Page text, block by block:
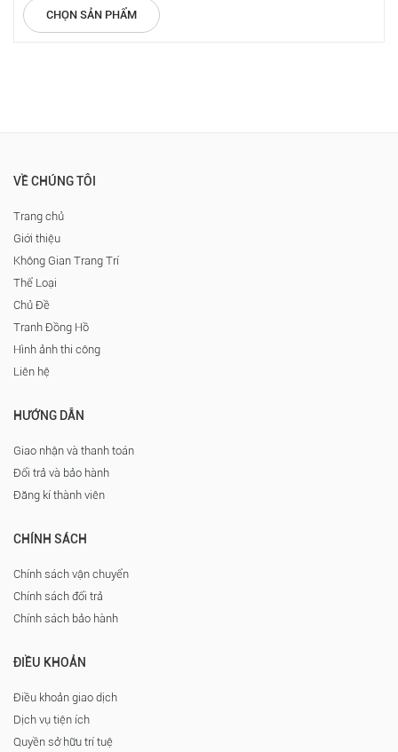
CHỌN SẢN PHẨM
VỀ CHÚNG TÔI
Trang chủ
Giới thiệu
Không Gian Trang Trí
Thể Loại
Chủ Đề
Tranh Đồng Hồ
Hình ảnh thi công
Liên hệ
HƯỚNG DẪN
Giao nhận và thanh toán
Đổi trả và bảo hành
Đăng kí thành viên
CHÍNH SÁCH
Chính sách vận chuyển
Chính sách đổi trả
Chính sách bảo hành
ĐIỀU KHOẢN
Điều khoản giao dịch
Dịch vụ tiện ích
Quyền sở hữu trí tuệ